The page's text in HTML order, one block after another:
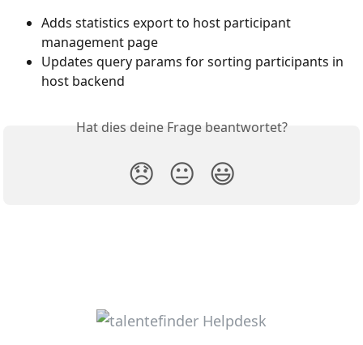
Adds statistics export to host participant
management page
Updates query params for sorting participants in
host backend
Hat dies deine Frage beantwortet?
😞 😐 😃